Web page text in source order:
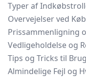
Typer af
Overvejelser ved
Prissammenligning
Vedligeholdelse og
Tips og Tricks til
Almindelige Fejl og